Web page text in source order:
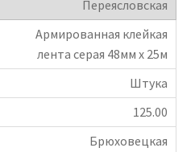
Переясловская
Армированная клейкая
лента серая 48мм х 25м
Штука
125.00
Брюховецкая